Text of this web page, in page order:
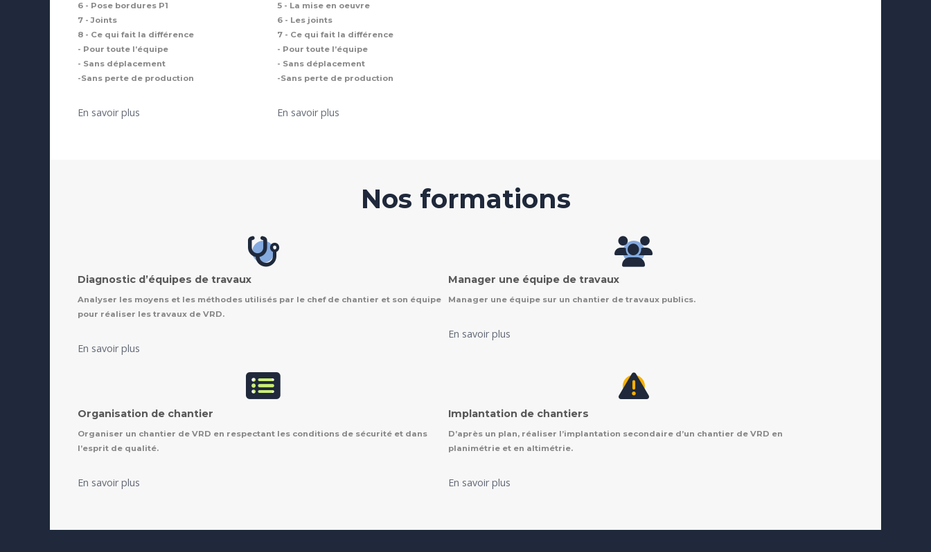
6 - Pose bordures P1
7 - Joints
8 - Ce qui fait la différence
- Pour toute l’équipe
- Sans déplacement
-Sans perte de production
En savoir plus
5 - La mise en oeuvre
6 - Les joints
7 - Ce qui fait la différence
- Pour toute l’équipe
- Sans déplacement
-Sans perte de production
En savoir plus
Nos formations
Diagnostic d’équipes de travaux
Analyser les moyens et les méthodes utilisés par le chef de chantier et son équipe
pour réaliser les travaux de VRD.
En savoir plus
Manager une équipe de travaux
Manager une équipe sur un chantier de travaux publics.
En savoir plus
Organisation de chantier
Organiser un chantier de VRD en respectant les conditions de sécurité et dans
l’esprit de qualité.
En savoir plus
Implantation de chantiers
D’après un plan, réaliser l’implantation secondaire d’un chantier de VRD en
planimétrie et en altimétrie.
En savoir plus